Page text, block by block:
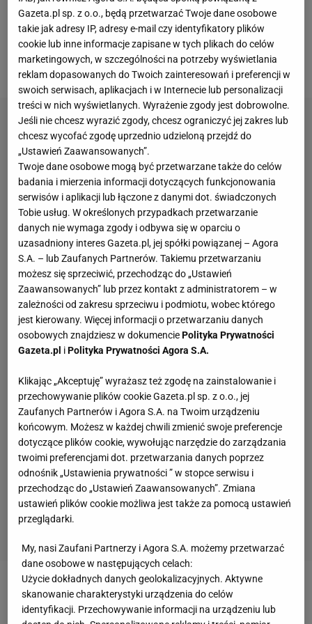
Robert Lewandowski, który pojawił się w
wyjściowymskładzieBarcelony, nie oddał ani
jednego strzału w pierwszej połowie i w przerwie
został zmieniony przez trenera.
Zobacz wideoLewandowski trafi do MLS? Kosecki:
Często to powtarzał, na pewno ma plan
Gazeta.pl sp. z o.o., będą przetwarzać Twoje dane osobowe
takie jak adresy IP, adresy e-mail czy identyfikatory plików
cookie lub inne informacje zapisane w tych plikach do celów
marketingowych, w szczególności na potrzeby wyświetlania
reklam dopasowanych do Twoich zainteresowań i preferencji w
swoich serwisach, aplikacjach i w Internecie lub personalizacji
treści w nich wyświetlanych. Wyrażenie zgody jest dobrowolne.
Jeśli nie chcesz wyrazić zgody, chcesz ograniczyć jej zakres lub
chcesz wycofać zgodę uprzednio udzieloną przejdź do
„Ustawień Zaawansowanych”.
Twoje dane osobowe mogą być przetwarzane także do celów
badania i mierzenia informacji dotyczących funkcjonowania
serwisów i aplikacji lub łączone z danymi dot. świadczonych
Tobie usług. W określonych przypadkach przetwarzanie
danych nie wymaga zgody i odbywa się w oparciu o
uzasadniony interes Gazeta.pl, jej spółki powiązanej – Agora
S.A. – lub Zaufanych Partnerów. Takiemu przetwarzaniu
możesz się sprzeciwić, przechodząc do „Ustawień
Zaawansowanych” lub przez kontakt z administratorem – w
zależności od zakresu sprzeciwu i podmiotu, wobec którego
jest kierowany. Więcej informacji o przetwarzaniu danych
osobowych znajdziesz w dokumenciePolityka Prywatności
Gazeta.pl iPolityka Prywatności Agora S.A.
Klikając „Akceptuję” wyrażasz też zgodę na zainstalowanie i
przechowywanie plików cookie Gazeta.pl sp. z o.o., jej
Zaufanych Partnerów i Agora S.A. na Twoim urządzeniu
końcowym. Możesz w każdej chwili zmienić swoje preferencje
dotyczące plików cookie, wywołując narzędzie do zarządzania
twoimi preferencjami dot. przetwarzania danych poprzez
odnośnik „Ustawienia prywatności ” w stopce serwisu i
przechodząc do „Ustawień Zaawansowanych”. Zmiana
ustawień plików cookie możliwa jest także za pomocą ustawień
przeglądarki.
My, nasi Zaufani Partnerzy i Agora S.A. możemy przetwarzać
dane osobowe w następujących celach:
Użycie dokładnych danych geolokalizacyjnych. Aktywne
skanowanie charakterystyki urządzenia do celów
identyfikacji. Przechowywanie informacji na urządzeniu lub